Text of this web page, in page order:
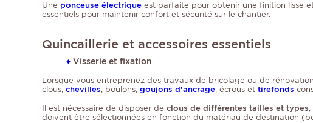
Une ponceuse électriqueest parfaite pour obtenir une finition lisse
essentiels pour maintenir confort et sécurité sur le chantier.
Quincaillerie et accessoires essentiels
♦ Visserie et fixation
Lorsque vous entreprenez des travaux de bricolage ou de
clous, chevilles, boulons, goujons d'ancrage, écrous et tirefonds
Il est nécessaire de disposer de clous de différentes tailles et types
doivent être sélectionnées en fonction du matériau de destination